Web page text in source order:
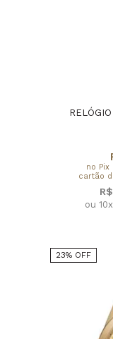
no Pix
cartão
ou
23% OFF